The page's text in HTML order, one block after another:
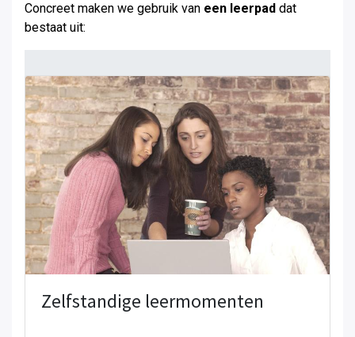
Concreet maken we gebruik van een leerpad dat
bestaat uit:
Zelfstandige leermomenten